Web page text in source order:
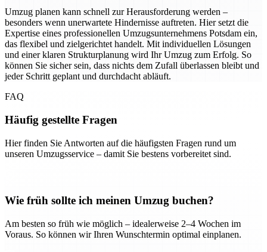
Umzug planen kann schnell zur Herausforderung werden –
besonders wenn unerwartete Hindernisse auftreten. Hier setzt die
Expertise eines professionellen Umzugsunternehmens Potsdam ein,
das flexibel und zielgerichtet handelt. Mit individuellen Lösungen
und einer klaren Strukturplanung wird Ihr Umzug zum Erfolg. So
können Sie sicher sein, dass nichts dem Zufall überlassen bleibt und
jeder Schritt geplant und durchdacht abläuft.
FAQ
Häufig gestellte Fragen
Hier finden Sie Antworten auf die häufigsten Fragen rund um
unseren Umzugsservice – damit Sie bestens vorbereitet sind.
Wie früh sollte ich meinen Umzug buchen?
Am besten so früh wie möglich – idealerweise 2–4 Wochen im
Voraus. So können wir Ihren Wunschtermin optimal einplanen.